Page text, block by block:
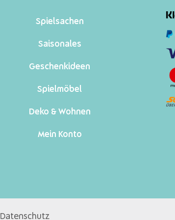
Spielsachen
Saisonales
Geschenkideen
Spielmöbel
Deko & Wohnen
Mein Konto
Datenschutz